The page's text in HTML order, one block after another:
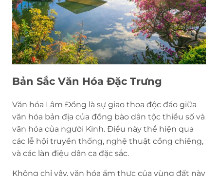
Bản Sắc Văn Hóa Đặc Trưng
Văn hóa Lâm Đồng là sự giao thoa độc đáo giữa
văn hóa bản địa của đồng bào dân tộc thiểu số và
văn hóa của người Kinh. Điều này thể hiện qua
các lễ hội truyền thống, nghệ thuật cồng chiêng,
và các làn điệu dân ca đặc sắc.
Không chỉ vậy, văn hóa ẩm thực của vùng đất này